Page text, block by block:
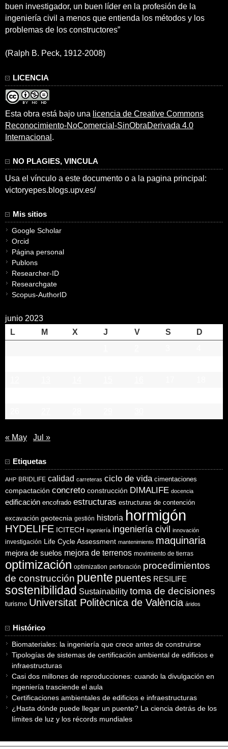
buen investigador, un buen líder en la profesión de la
ingeniería civil a menos que entienda los métodos y los
problemas de los constructores”
(Ralph B. Peck, 1912-2008)
LICENCIA
Esta obra está bajo una licencia de Creative Commons
Reconocimiento-NoComercial-SinObraDerivada 4.0
Internacional .
NO PLAGIES, VINCULA
Usa el vínculo a este documento o a la pagina principal:
victoryepes.blogs.upv.es/
Mis sitios
Google Scholar
Orcid
Página personal
Publons
Researcher-ID
Researchgate
Scopus-AuthorID
junio 2023
L
M X J V S
D
« May Jul »
Etiquetas
AHP BRIDLIFE calidad carreteras ciclo de vida cimentaciones
compactación concreto construcción DIMALIFE docencia
edificación encofrado estructuras estructuras de contención
excavación geotecnia gestión historia hormigón
HYDELIFE ICITECH ingeniería ingeniería civil innovación
investigación Life Cycle Assessment mantenimiento maquinaria
mejora de suelos mejora de terrenos movimiento de tierras
optimización optimization perforación procedimientos
de construcción puente puentes RESILIFE
sostenibilidad Sustainability toma de decisiones
turismo Universitat Politècnica de València áridos
Histórico
Biomateriales: la ingeniería que crece antes de construirse
Tipologías de sistemas de certificación ambiental de edificios e
infraestructuras
Casi dos millones de reproducciones: cuando la divulgación en
ingeniería trasciende el aula
Certificaciones ambientales de edificios e infraestructuras
¿Hasta dónde puede llegar un puente? La ciencia detrás de los
límites de luz y los récords mundiales